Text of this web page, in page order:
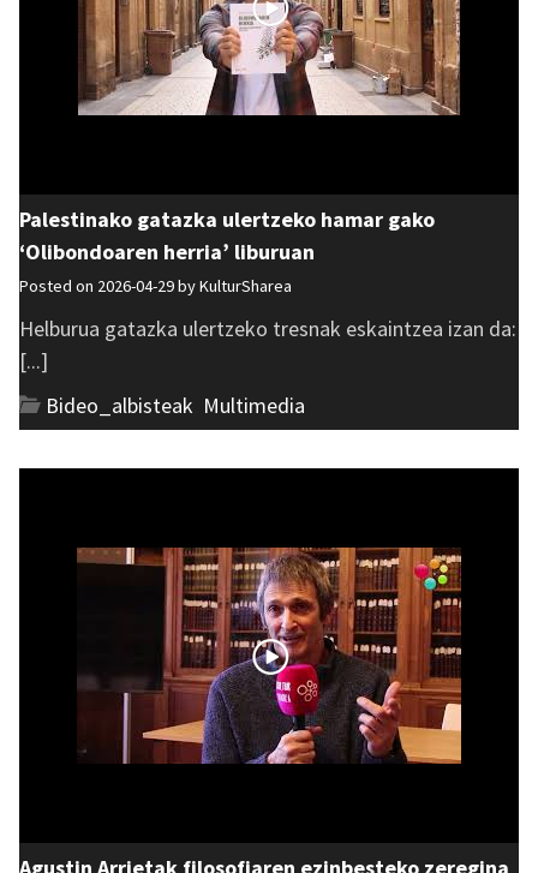
Palestinako gatazka ulertzeko hamar gako
‘Olibondoaren herria’ liburuan
Posted on 2026-04-29 byKulturSharea
Helburua gatazka ulertzeko tresnak eskaintzea izan da:
[...]
Bideo_albisteak Multimedia